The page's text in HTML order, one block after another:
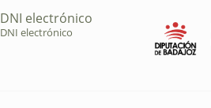
DNI electrónico
DNI electrónico